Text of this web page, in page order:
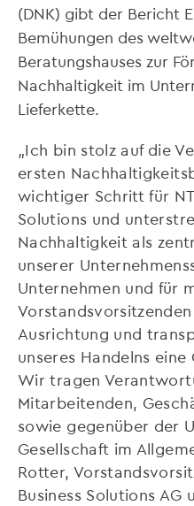
(DNK) gibt der Bericht
Bemühungen des
Beratungshauses zur
Nachhaltigkeit im
Lieferkette.
„Ich bin stolz auf die
ersten
wichtiger Schritt für
Solutions und
Nachhaltigkeit als
unserer
Unternehmen und für
Ausrichtung und
unseres Handelns
Wir tragen
Mitarbeitenden,
sowie gegenüber der
Gesellschaft im
Rotter,
Business Solutions AG